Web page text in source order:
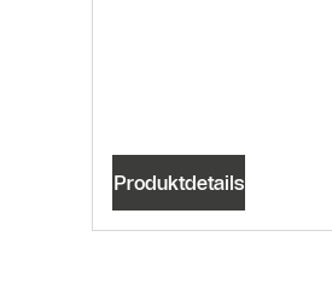
Produktdetails